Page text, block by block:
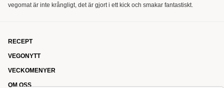
vegomat är inte krångligt, det är gjort i ett kick och smakar fantastiskt.
RECEPT
VEGONYTT
VECKOMENYER
OM OSS